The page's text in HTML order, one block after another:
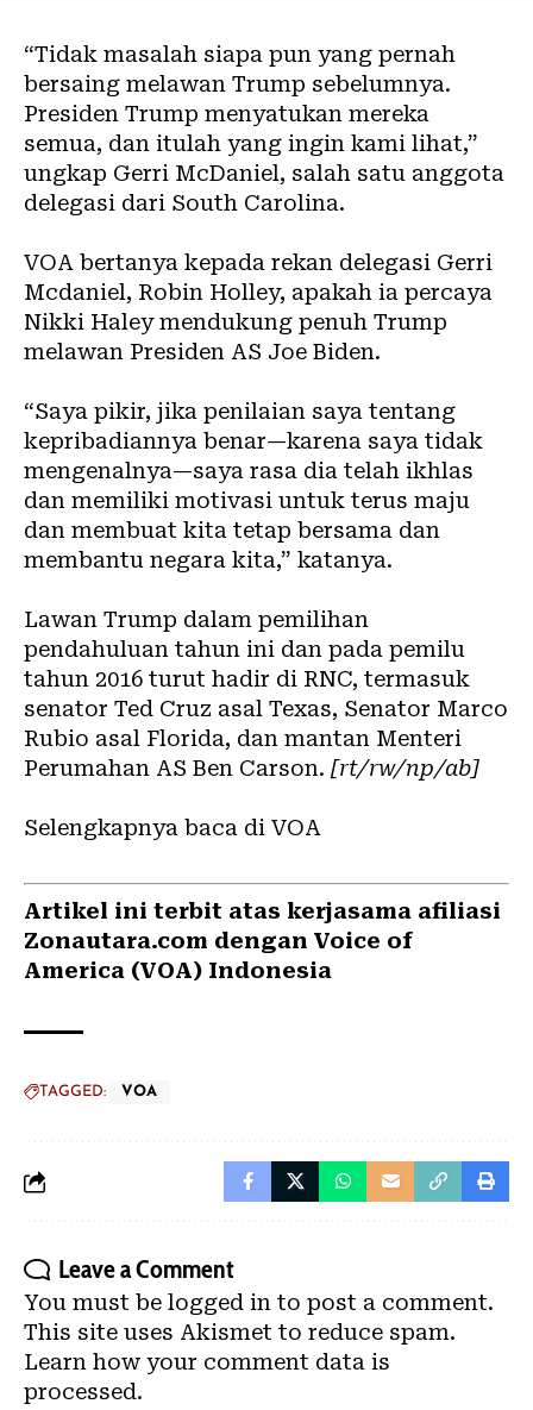
“Tidak masalah siapa pun yang pernah
bersaing melawan Trump sebelumnya.
Presiden Trump menyatukan mereka
semua, dan itulah yang ingin kami lihat,”
ungkap Gerri McDaniel, salah satu anggota
delegasi dari South Carolina.
VOA bertanya kepada rekan delegasi Gerri
Mcdaniel, Robin Holley, apakah ia percaya
Nikki Haley mendukung penuh Trump
melawan Presiden AS Joe Biden.
“Saya pikir, jika penilaian saya tentang
kepribadiannya benar—karena saya tidak
mengenalnya—saya rasa dia telah ikhlas
dan memiliki motivasi untuk terus maju
dan membuat kita tetap bersama dan
membantu negara kita,” katanya.
Lawan Trump dalam pemilihan
pendahuluan tahun ini dan pada pemilu
tahun 2016 turut hadir di RNC, termasuk
senator Ted Cruz asal Texas, Senator Marco
Rubio asal Florida, dan mantan Menteri
Perumahan AS Ben Carson. [rt/rw/np/ab]
Selengkapnya baca di VOA
Artikel ini terbit atas kerjasama afiliasi
Zonautara.com dengan Voice of
America (VOA) Indonesia
TAGGED: VOA
Leave a Comment
You must be logged in to post a comment.
This site uses Akismet to reduce spam.
Learn how your comment data is
processed.